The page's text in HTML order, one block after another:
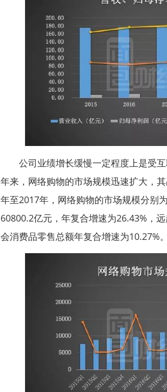
公司业绩增长缓慢一定程度上是受互
年来，网络购物的市场规模迅速扩大，
年至2017年，网络购物的市场规模分别
60800.2亿元，年复合增速为26.43%，
会消费品零售总额年复合增速为10.27%。